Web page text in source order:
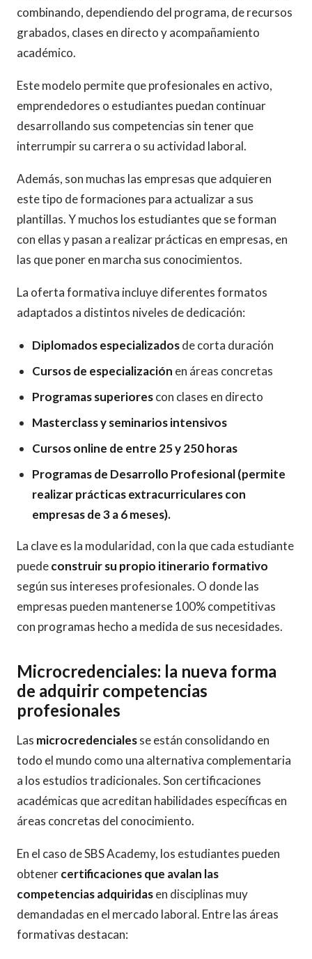
combinando, dependiendo del programa, de recursos
grabados, clases en directo y acompañamiento
académico.
Este modelo permite que profesionales en activo,
emprendedores o estudiantes puedan continuar
desarrollando sus competencias sin tener que
interrumpir su carrera o su actividad laboral.
Además, son muchas las empresas que adquieren
este tipo de formaciones para actualizar a sus
plantillas. Y muchos los estudiantes que se forman
con ellas y pasan a realizar prácticas en empresas, en
las que poner en marcha sus conocimientos.
La oferta formativa incluye diferentes formatos
adaptados a distintos niveles de dedicación:
Diplomados especializadosde corta duración
Cursos de especialización en áreas concretas
Programas superiorescon clases en directo
Masterclass y seminarios intensivos
Cursos online de entre 25 y 250 horas
Programas de Desarrollo Profesional (permite
realizar prácticas extracurriculares con
empresas de 3 a 6 meses).
La clave es la modularidad, con la que cada estudiante
puedeconstruir su propio itinerario formativo
según sus intereses profesionales. O donde las
empresas pueden mantenerse 100% competitivas
con programas hecho a medida de sus necesidades.
Microcredenciales: la nueva forma
de adquirir competencias
profesionales
Las microcredencialesse están consolidando en
todo el mundo como una alternativa complementaria
a los estudios tradicionales. Son certificaciones
académicas que acreditan habilidades específicas en
áreas concretas del conocimiento.
En el caso de SBS Academy, los estudiantes pueden
obtenercertificaciones que avalan las
competencias adquiridasen disciplinas muy
demandadas en el mercado laboral. Entre las áreas
formativas destacan: